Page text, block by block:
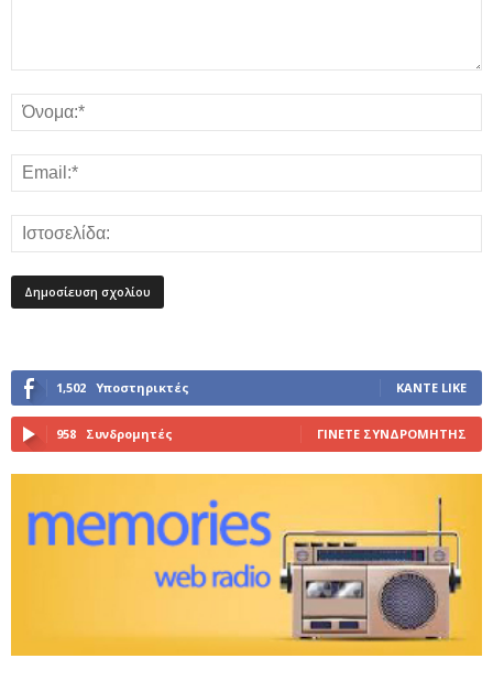
1,502 Υποστηρικτές ΚΆΝΤΕ LIKE
958 Συνδρομητές ΓΊΝΕΤΕ ΣΥΝΔΡΟΜΗΤΉΣ